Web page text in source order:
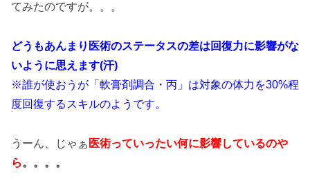
てみたのですが。。。
どうもあんまり医術のステータスの差は回復力に影響がな
いように思えます(汗)
※誰が使おうが「軟膏剤調合・丙」は対象の体力を30%程
度回復するスキルのようです。
うーん、じゃぁ 医術っていったい何に影響しているのや
ら。。。。